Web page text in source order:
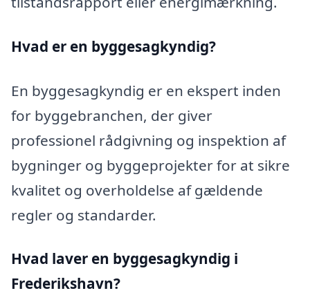
Hvad er en byggesagkyndig?
En byggesagkyndig er en ekspert inden
for byggebranchen, der giver
professionel rådgivning og inspektion af
bygninger og byggeprojekter for at sikre
kvalitet og overholdelse af gældende
regler og standarder.
Hvad laver en byggesagkyndig i
Frederikshavn?